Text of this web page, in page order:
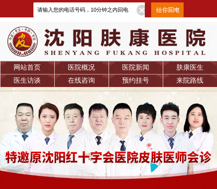
网站首页 医院概况 医院新闻
肤康医生
医生访谈
在线咨询 预约挂号 来院路线